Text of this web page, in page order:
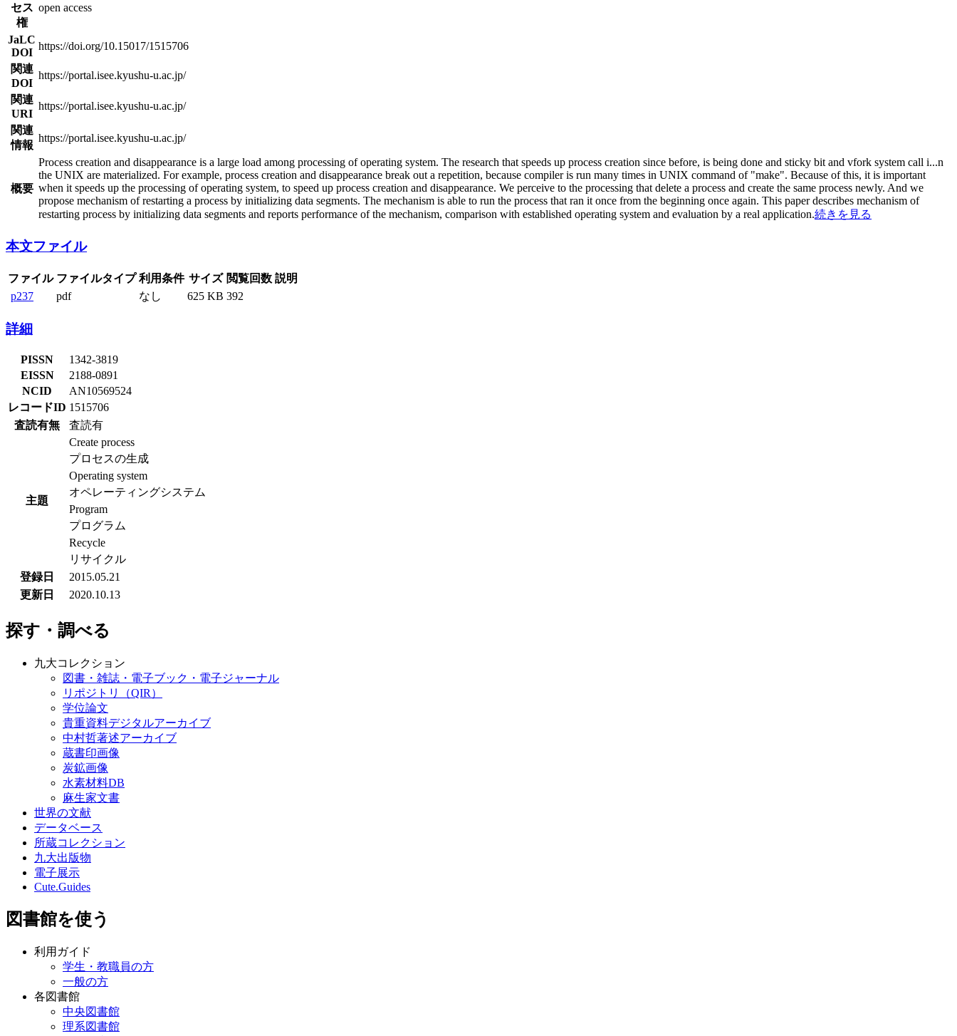
セス
権
open access
JaLC
DOI
https://doi.org/10.15017/1515706
関連
DOI
https://portal.isee.kyushu-u.ac.jp/
関連
URI
https://portal.isee.kyushu-u.ac.jp/
関連
情報
https://portal.isee.kyushu-u.ac.jp/
概要
Process creation and disappearance is a large load among processing of operating system. The research that speeds up process creation since before, is being done and sticky bit and vfork system call i...n
the UNIX are materialized. For example, process creation and disappearance break out a repetition, because compiler is run many times in UNIX command of "make". Because of this, it is important
when it speeds up the processing of operating system, to speed up process creation and disappearance. We perceive to the processing that delete a process and create the same process newly. And we
propose mechanism of restarting a process by initializing data segments. The mechanism is able to run the process that ran it once from the beginning once again. This paper describes mechanism of
restarting process by initializing data segments and reports performance of the mechanism, comparison with established operating system and evaluation by a real application.続きを見る
本文ファイル
ファイル ファイルタイプ 利用条件 サイズ 閲覧回数 説明
p237
pdf なし 625 KB 392
詳細
PISSN
1342-3819
EISSN
2188-0891
NCID
AN10569524
レコードID 1515706
査読有無
査読有
主題
Create process
プロセスの生成
Operating system
オペレーティングシステム
Program
プログラム
Recycle
リサイクル
登録日
2015.05.21
更新日
2020.10.13
探す・調べる
九大コレクション
図書・雑誌・電子ブック・電子ジャーナル
リポジトリ（QIR）
学位論文
貴重資料デジタルアーカイブ
中村哲著述アーカイブ
蔵書印画像
炭鉱画像
水素材料DB
麻生家文書
世界の文献
データベース
所蔵コレクション
九大出版物
電子展示
Cute.Guides
図書館を使う
利用ガイド
学生・教職員の方
一般の方
各図書館
中央図書館
理系図書館